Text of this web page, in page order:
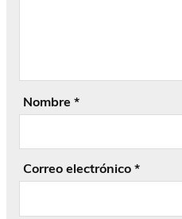
Nombre *
Correo electrónico *